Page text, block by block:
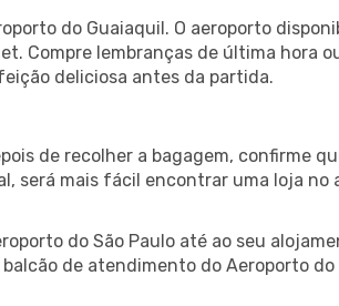
do Guaiaquil. O aeroporto
Compre lembranças de última hora
deliciosa antes da partida.
de recolher a bagagem, confirme
será mais fácil encontrar uma loja no
do São Paulo até ao seu
de atendimento do Aeroporto do